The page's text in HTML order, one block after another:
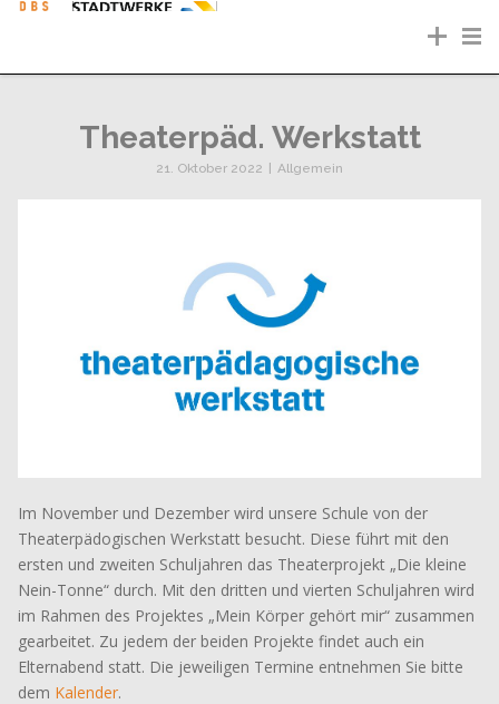
Theaterpäd. Werkstatt
21. Oktober 2022 Allgemein
Im November und Dezember wird unsere Schule von der
Theaterpädogischen Werkstatt besucht. Diese führt mit den
ersten und zweiten Schuljahren das Theaterprojekt „Die kleine
Nein-Tonne“ durch. Mit den dritten und vierten Schuljahren wird
im Rahmen des Projektes „Mein Körper gehört mir“ zusammen
gearbeitet. Zu jedem der beiden Projekte findet auch ein
Elternabend statt. Die jeweiligen Termine entnehmen Sie bitte
dem Kalender.